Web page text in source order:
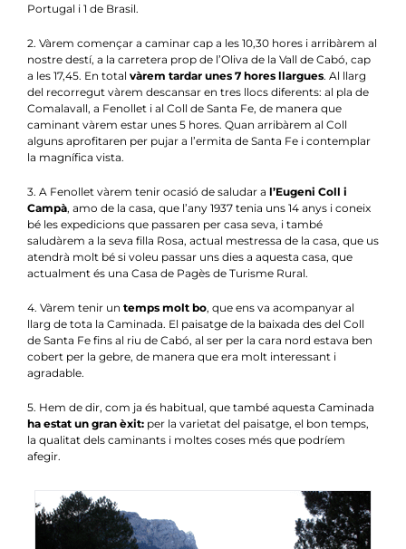
Portugal i 1 de Brasil.
2. Vàrem començar a caminar cap a les 10,30 hores i arribàrem al
nostre destí, a la carretera prop de l’Oliva de la Vall de Cabó, cap
a les 17,45. En total vàrem tardar unes 7 hores llargues. Al llarg
del recorregut vàrem descansar en tres llocs diferents: al pla de
Comalavall, a Fenollet i al Coll de Santa Fe, de manera que
caminant vàrem estar unes 5 hores. Quan arribàrem al Coll
alguns aprofitaren per pujar a l’ermita de Santa Fe i contemplar
la magnífica vista.
3. A Fenollet vàrem tenir ocasió de saludar a l’Eugeni Coll i
Campà, amo de la casa, que l’any 1937 tenia uns 14 anys i coneix
bé les expedicions que passaren per casa seva, i també
saludàrem a la seva filla Rosa, actual mestressa de la casa, que us
atendrà molt bé si voleu passar uns dies a aquesta casa, que
actualment és una Casa de Pagès de Turisme Rural.
4. Vàrem tenir un temps molt bo, que ens va acompanyar al
llarg de tota la Caminada. El paisatge de la baixada des del Coll
de Santa Fe fins al riu de Cabó, al ser per la cara nord estava ben
cobert per la gebre, de manera que era molt interessant i
agradable.
5. Hem de dir, com ja és habitual, que també aquesta Caminada
ha estat un gran èxit: per la varietat del paisatge, el bon temps,
la qualitat dels caminants i moltes coses més que podríem
afegir.